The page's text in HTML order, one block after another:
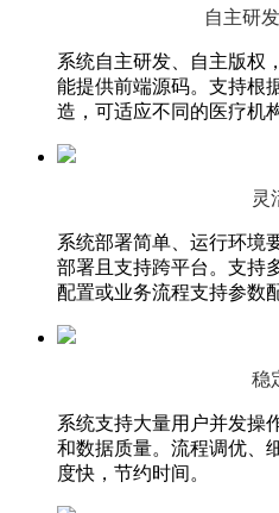
自主研
系统自主研发、自主版权
能提供前端源码。支持根
造，可适应不同的医疗机
灵
系统部署简单、运行环境
部署且支持跨平台。支持
配置或业务流程支持参数
稳
系统支持大量用户并发操
和数据质量。流程调优、
度快，节约时间。